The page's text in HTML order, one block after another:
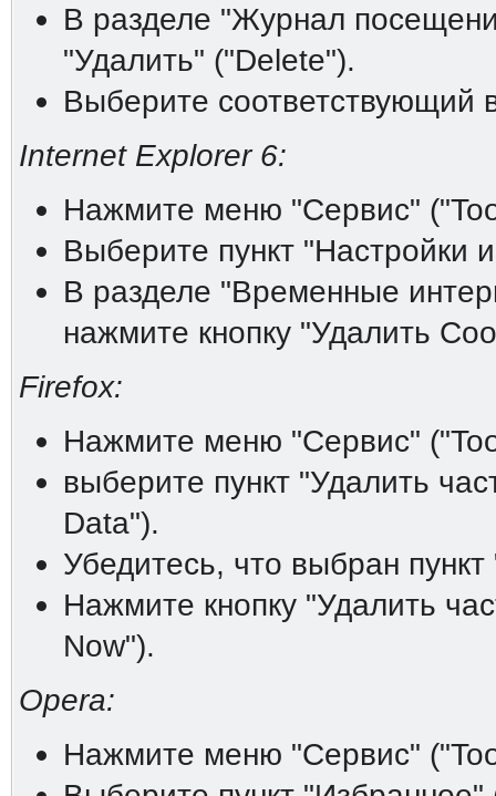
В разделе "Журнал
"Удалить" ("Delete").
Выберите соответствующий
Internet Explorer 6:
Нажмите меню "Сервис"
Выберите пункт "Настройки
В разделе "Временные
нажмите кнопку "Удалить
Firefox:
Нажмите меню "Сервис"
выберите пункт "Удалить
Data").
Убедитесь, что выбран
Нажмите кнопку "Удалить
Now").
Opera:
Нажмите меню "Сервис"